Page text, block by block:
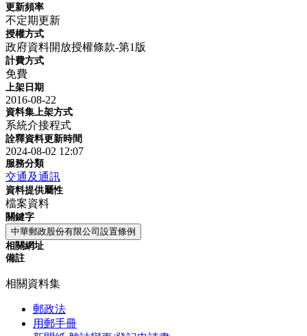
更新頻率
不定期更新
授權方式
政府資料開放授權條款-第1版
計費方式
免費
上架日期
2016-08-22
資料集上架方式
系統介接程式
詮釋資料更新時間
2024-08-02 12:07
服務分類
交通及通訊
資料提供屬性
檔案資料
關鍵字
中華郵政股份有限公司設置條例
相關網址
備註
相關資料集
郵政法
用郵手冊